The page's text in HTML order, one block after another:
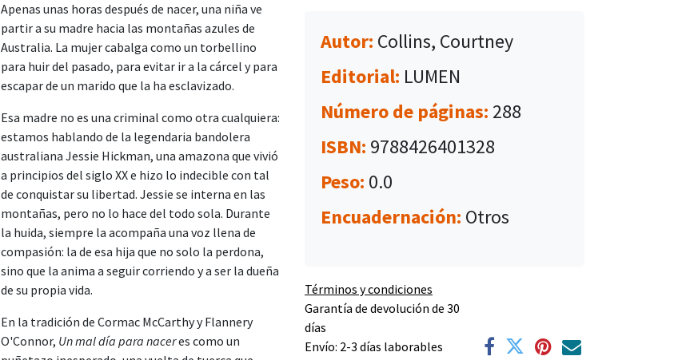
Apenas unas horas después de nacer, una niña ve
partir a su madre hacia las montañas azules de
Australia. La mujer cabalga como un torbellino
para huir del pasado, para evitar ir a la cárcel y para
escapar de un marido que la ha esclavizado.
Esa madre no es una criminal como otra cualquiera:
estamos hablando de la legendaria bandolera
australiana Jessie Hickman, una amazona que vivió
a principios del siglo XX e hizo lo indecible con tal
de conquistar su libertad. Jessie se interna en las
montañas, pero no lo hace del todo sola. Durante
la huida, siempre la acompaña una voz llena de
compasión: la de esa hija que no solo la perdona,
sino que la anima a seguir corriendo y a ser la dueña
de su propia vida.
En la tradición de Cormac McCarthy y Flannery
O'Connor, Un mal día para naceres como un
Autor: Collins, Courtney
Editorial: LUMEN
Número de páginas: 288
ISBN: 9788426401328
Peso: 0.0
Encuadernación: Otros
Términos y condiciones
Garantía de devolución de 30
días
Envío: 2-3 días laborables